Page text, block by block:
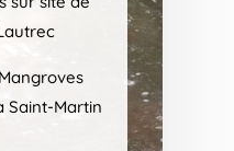
Saint-Martin